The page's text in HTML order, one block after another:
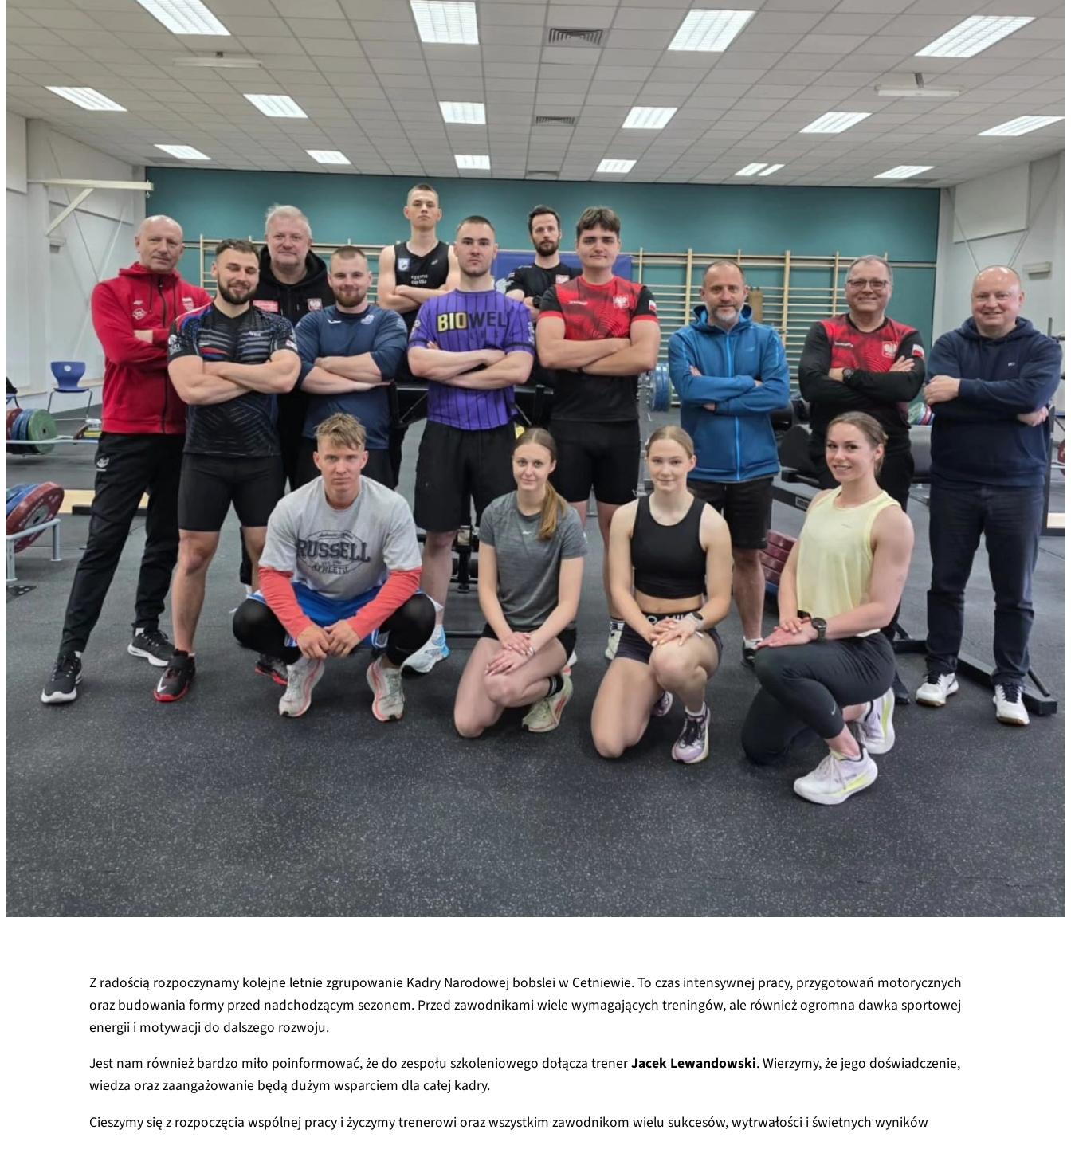
Z radością rozpoczynamy kolejne letnie zgrupowanie Kadry Narodowej bobslei w Cetniewie. To czas intensywnej pracy, przygotowań motorycznych
oraz budowania formy przed nadchodzącym sezonem. Przed zawodnikami wiele wymagających treningów, ale również ogromna dawka sportowej
energii i motywacji do dalszego rozwoju.
Jest nam również bardzo miło poinformować, że do zespołu szkoleniowego dołącza trenerJacek Lewandowski. Wierzymy, że jego doświadczenie,
wiedza oraz zaangażowanie będą dużym wsparciem dla całej kadry.
Cieszymy się z rozpoczęcia wspólnej pracy i życzymy trenerowi oraz wszystkim zawodnikom wielu sukcesów, wytrwałości i świetnych wyników